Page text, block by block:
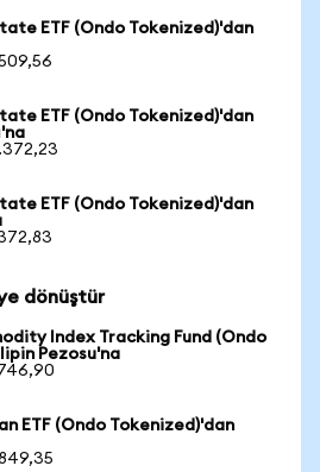
ETF (Ondo Tokenized)'dan
ETF (Ondo Tokenized)'dan
ETF (Ondo Tokenized)'dan
dönüştür
Index Tracking Fund (Ondo
Pezosu'na
ETF (Ondo Tokenized)'dan